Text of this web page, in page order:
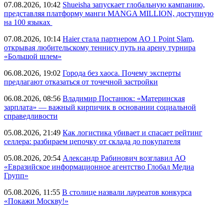
07.08.2026, 10:42 Shueisha запускает глобальную кампанию,
представляя платформу манги MANGA MILLION, доступную
на 100 языках
07.08.2026, 10:14 Haier стала партнером AO 1 Point Slam,
открывая любительскому теннису путь на арену турнира
«Большой шлем»
06.08.2026, 19:02 Города без хаоса. Почему эксперты
предлагают отказаться от точечной застройки
06.08.2026, 08:56 Владимир Постанюк: «Материнская
зарплата» — важный кирпичик в основании социальной
справедливости
05.08.2026, 21:49 Как логистика убивает и спасает рейтинг
селлера: разбираем цепочку от склада до покупателя
05.08.2026, 20:54 Александр Рабинович возглавил АО
«Евразийское информационное агентство Глобал Медиа
Групп»
05.08.2026, 11:55 В столице назвали лауреатов конкурса
«Покажи Москву!»